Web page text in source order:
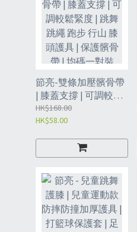
節亮-雙條加壓髕骨帶
| 膝蓋支撐 | 可調較鬆
緊度 | 跳舞跳繩 跑步
行山 膝頭護具 | 保護
HK$168.00
HK$58.00